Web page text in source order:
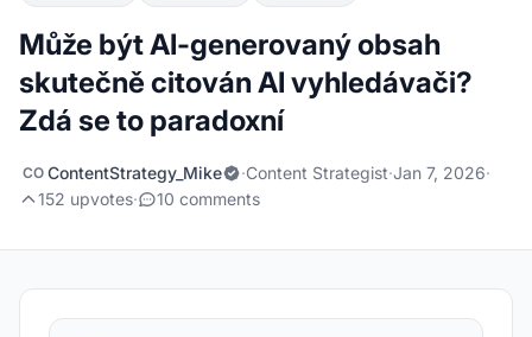
Může být AI-generovaný obsah
skutečně citován AI vyhledávači?
Zdá se to paradoxní
CO ContentStrategy_Mike ·Content Strategist·Jan 7, 2026·
152 upvotes· 10 comments